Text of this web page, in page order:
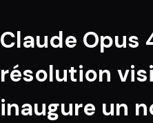
Claude Opus
résolution
inaugure un